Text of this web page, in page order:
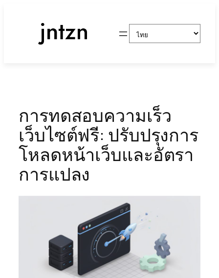
Choose
a
การทดสอบความเร็ว
เว็บไซต์ฟรี: ปรับปรุงการ
โหลดหน้าเว็บและอัตรา
การแปลง